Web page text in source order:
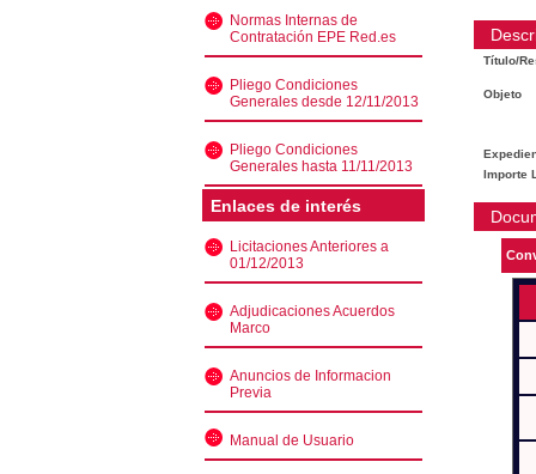
Normas Internas de
Contratación EPE Red.es
Pliego Condiciones
Generales desde 12/11/2013
Pliego Condiciones
Generales hasta 11/11/2013
Enlaces de interés
Licitaciones Anteriores a
01/12/2013
Adjudicaciones Acuerdos
Marco
Anuncios de Informacion
Previa
Manual de Usuario
Título/
Objeto
Importe